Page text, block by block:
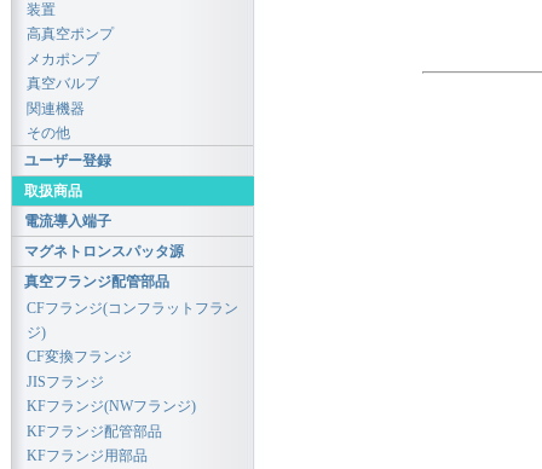
装置
高真空ポンプ
メカポンプ
真空バルブ
関連機器
その他
ユーザー登録
取扱商品
電流導入端子
マグネトロンスパッタ源
真空フランジ配管部品
CFフランジ(コンフラットフラン
ジ)
CF変換フランジ
JISフランジ
KFフランジ(NWフランジ)
KFフランジ配管部品
KFフランジ用部品